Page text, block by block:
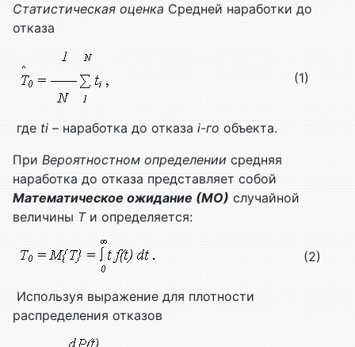
Статистическая оценка Средней наработки до
отказа
(1)
где ti – наработка до отказа i-го объекта.
При Вероятностном определении средняя
наработка до отказа представляет собой
Математическое ожидание (МО) случайной
величины Tи определяется:
(2)
Используя выражение для плотности
распределения отказов